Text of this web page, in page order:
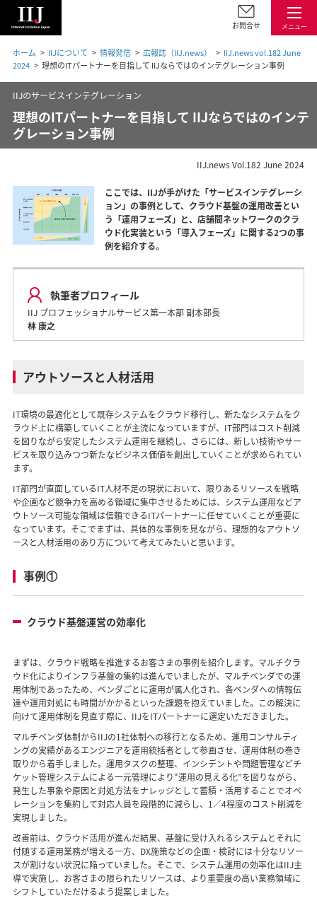
メニュー
お問合せ
ホーム IIJについて 情報発信 広報誌（IIJ.news）
IIJ.news vol.182 June
2024
理想のITパートナーを目指して IIJならではのインテグレーション事例
IIJのサービスインテグレーション
理想のITパートナーを目指して IIJならではのインテ
グレーション事例
IIJ.news Vol.182 June 2024
ここでは、IIJが手がけた「サービスインテグレーシ
ョン」の事例として、クラウド基盤の運用改善とい
う「運用フェーズ」と、店舗間ネットワークのクラ
ウド化実装という「導入フェーズ」に関する2つの事
例を紹介する。
執筆者プロフィール
IIJ プロフェッショナルサービス第一本部 副本部長
林 康之
アウトソースと人材活用
IT環境の最適化として既存システムをクラウド移行し、新たなシステムをク
ラウド上に構築していくことが主流になっていますが、IT部門はコスト削減
を図りながら安定したシステム運用を継続し、さらには、新しい技術やサー
ビスを取り込みつつ新たなビジネス価値を創出していくことが求められてい
ます。
IT部門が直面しているIT人材不足の現状において、限りあるリソースを戦略
や企画など競争力を高める領域に集中させるためには、システム運用などア
ウトソース可能な領域は信頼できるITパートナーに任せていくことが重要に
なっています。そこでまずは、具体的な事例を見ながら、理想的なアウトソ
ースと人材活用のあり方について考えてみたいと思います。
事例①
クラウド基盤運営の効率化
まずは、クラウド戦略を推進するお客さまの事例を紹介します。マルチクラ
ウド化によりインフラ基盤の集約は進んでいましたが、マルチベンダでの運
用体制であったため、ベンダごとに運用が属人化され、各ベンダへの情報伝
達や運用対処にも時間がかかるといった課題を抱えていました。この解決に
向けて運用体制を見直す際に、IIJをITパートナーに選定いただきました。
マルチベンダ体制からIIJの1社体制への移行となるため、運用コンサルティ
ングの実績があるエンジニアを運用統括者として参画させ、運用体制の巻き
取りから着手しました。運用タスクの整理、インシデントや問題管理などチ
ケット管理システムによる一元管理により“運用の見える化”を図りながら、
発生した事象や原因と対処方法をナレッジとして蓄積・活用することでオペ
レーションを集約して対応人員を段階的に減らし、1／4程度のコスト削減を
実現しました。
改善前は、クラウド活用が進んだ結果、基盤に受け入れるシステムとそれに
付随する運用業務が増える一方、DX施策などの企画・検討には十分なリソー
スが割けない状況に陥っていました。そこで、システム運用の効率化はIIJ主
導で実施し、お客さまの限られたリソースは、より重要度の高い業務領域に
シフトしていただけるよう提案しました。